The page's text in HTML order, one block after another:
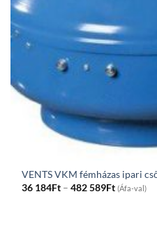
VENTS VKM fémházas ipari
36 184Ft – 482 589FtPrice
range:
(Áfa-val)